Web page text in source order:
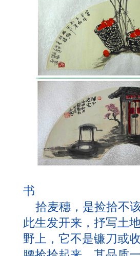
书
拾麦穗，是捡拾不
此生发开来，抒写土
野上，它不是镰刀或